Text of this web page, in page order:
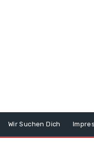
Wir Suchen Dich